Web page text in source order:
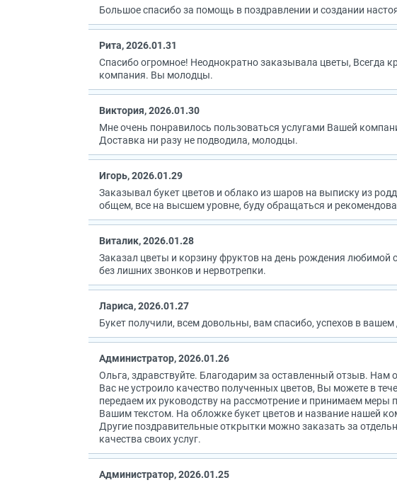
Большое спасибо за помощь в поздравлении и создании
Рита, 2026.01.31
Спасибо огромное! Неоднократно заказывала цветы, Всегда
компания. Вы молодцы.
Виктория, 2026.01.30
Мне очень понравилось пользоваться услугами Вашей
Доставка ни разу не подводила, молодцы.
Игорь, 2026.01.29
Заказывал букет цветов и облако из шаров на выписку из
общем, все на высшем уровне, буду обращаться и
Виталик, 2026.01.28
Заказал цветы и корзину фруктов на день рождения любимой
без лишних звонков и нервотрепки.
Лариса, 2026.01.27
Букет получили, всем довольны, вам спасибо, успехов в вашем
Администратор, 2026.01.26
Ольга, здравствуйте. Благодарим за оставленный отзыв.
Вас не устроило качество полученных цветов, Вы можете в
передаем их руководству на рассмотрение и принимаем
Вашим текстом. На обложке букет цветов и название нашей
Другие поздравительные открытки можно заказать за
качества своих услуг.
Администратор, 2026.01.25